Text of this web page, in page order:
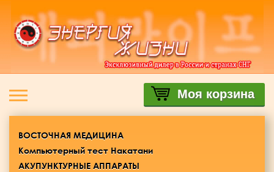
Моя корзина
ВОСТОЧНАЯ МЕДИЦИНА
Компьютерный тест Накатани
АКУПУНКТУРНЫЕ АППАРАТЫ